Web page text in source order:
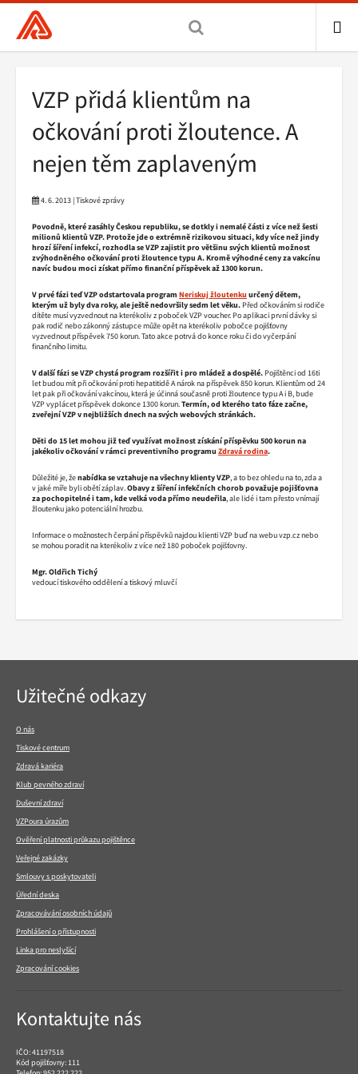
Všeobecná
zdravotní
hlavní
stránka
Drobečková
navigace
VZP přidá klientům na
očkování proti žloutence. A
nejen těm zaplaveným
4. 6. 2013 | Tiskové zprávy
Povodně, které zasáhly Českou republiku, se dotkly i nemalé části z více než šesti
milionů klientů VZP. Protože jde o extrémně rizikovou situaci, kdy více než jindy
hrozí šíření infekcí, rozhodla se VZP zajistit pro většinu svých klientů možnost
zvýhodněného očkování proti žloutence typu A. Kromě výhodné ceny za vakcínu
navíc budou moci získat přímo finanční příspěvek až 1300 korun.
V prvé fázi teď VZP odstartovala program Neriskuj žloutenku určený dětem,
kterým už byly dva roky, ale ještě nedovršily sedm let věku. Před očkováním si rodiče
dítěte musí vyzvednout na kterékoliv z poboček VZP voucher. Po aplikaci první dávky si
pak rodič nebo zákonný zástupce může opět na kterékoliv pobočce pojišťovny
vyzvednout příspěvek 750 korun. Tato akce potrvá do konce roku či do vyčerpání
finančního limitu.
V další fázi se VZP chystá program rozšířit i pro mládež a dospělé. Pojištěnci od 16ti
let budou mít při očkování proti hepatitidě A nárok na příspěvek 850 korun. Klientům od 24
let pak při očkování vakcínou, která je účinná současně proti žloutence typu A i B, bude
VZP vyplácet příspěvek dokonce 1300 korun.Termín, od kterého tato fáze začne,
zveřejní VZP v nejbližších dnech na svých webových stránkách.
Děti do 15 let mohou již teď využívat možnost získání příspěvku 500 korun na
jakékoliv očkování v rámci preventivního programu Zdravá rodina.
Důležité je, ženabídka se vztahuje na všechny klienty VZP, a to bez ohledu na to, zda a
v jaké míře byli obětí záplav.Obavy z šíření infekčních chorob považuje pojišťovna
za pochopitelné i tam, kde velká voda přímo neudeřila, ale lidé i tam přesto vnímají
žloutenku jako potenciální hrozbu.
Informace o možnostech čerpání příspěvků najdou klienti VZP buď na webu vzp.cz nebo
se mohou poradit na kterékoliv z více než 180 poboček pojišťovny.
Mgr. Oldřich Tichý
vedoucí tiskového oddělení a tiskový mluvčí
Navigace
v
Užitečné odkazy
O nás
Tiskové centrum
Zdravá kariéra
Klub pevného zdraví
Duševní zdraví
VZPoura úrazům
Ověření platnosti průkazu pojištěnce
Veřejné zakázky
Smlouvy s poskytovateli
Úřední deska
Zpracovávání osobních údajů
Prohlášení o přístupnosti
Linka pro neslyšící
Zpracování cookies
Kontaktujte nás
IČO: 41197518
Kód pojišťovny: 111